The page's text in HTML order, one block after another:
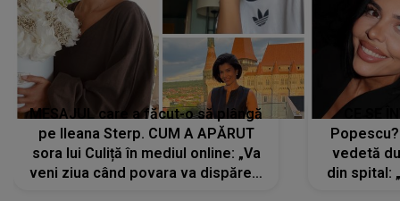
MESAJUL care a făcut-o să plângă
pe Ileana Sterp. CUM A APĂRUT
sora lui Culiță în mediul online: „Va
veni ziua când povara va dispărea,
vedetă
din spital: